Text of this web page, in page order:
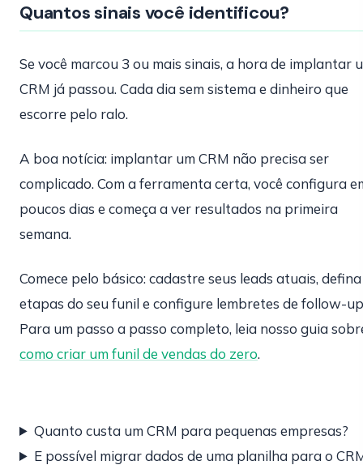
Quantos sinais você identificou?
Se você marcou 3 ou mais sinais, a hora de implantar
CRM já passou. Cada dia sem sistema e dinheiro que
escorre pelo ralo.
A boa notícia: implantar um CRM não precisa ser
complicado. Com a ferramenta certa, você configura
poucos dias e começa a ver resultados na primeira
semana.
Comece pelo básico: cadastre seus leads atuais,
etapas do seu funil e configure lembretes de follow-
Para um passo a passo completo, leia nosso guia
como criar um funil de vendas do zero.
Quanto custa um CRM para pequenas empresas?
E possível migrar dados de uma planilha para o